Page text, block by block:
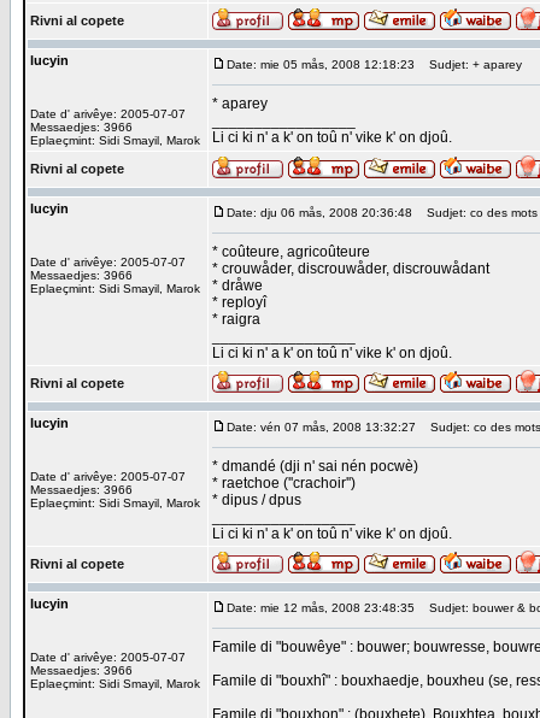
Rivni al copete
lucyin
Date d' arivêye: 2005-07-07
Messaedjes: 3966
Eplaeçmint: Sidi Smayil, Marok
Date: mie 05 mås, 2008 12:18:23 Sudjet: + aparey
* aparey
Li ci ki n' a k' on toû n' vike k' on djoû.
Rivni al copete
lucyin
Date d' arivêye: 2005-07-07
Messaedjes: 3966
Eplaeçmint: Sidi Smayil, Marok
Date: dju 06 mås, 2008 20:36:48 Sudjet: co des mots
* coûteure, agricoûteure
* crouwåder, discrouwåder, discrouwådant
* dråwe
* reployî
* raigra
Li ci ki n' a k' on toû n' vike k' on djoû.
Rivni al copete
lucyin
Date d' arivêye: 2005-07-07
Messaedjes: 3966
Eplaeçmint: Sidi Smayil, Marok
Date: vén 07 mås, 2008 13:32:27 Sudjet: co des mots
* dmandé (dji n' sai nén pocwè)
* raetchoe (''crachoir'')
* dipus / dpus
Li ci ki n' a k' on toû n' vike k' on djoû.
Rivni al copete
lucyin
Date d' arivêye: 2005-07-07
Messaedjes: 3966
Eplaeçmint: Sidi Smayil, Marok
Date: mie 12 mås, 2008 23:48:35 Sudjet: bouwer &
Famile di "bouwêye" : bouwer; bouwresse,
Famile di "bouxhî" : bouxhaedje, bouxheu (se,
Famile di "bouxhon" : (bouxhete), Bouxhtea,